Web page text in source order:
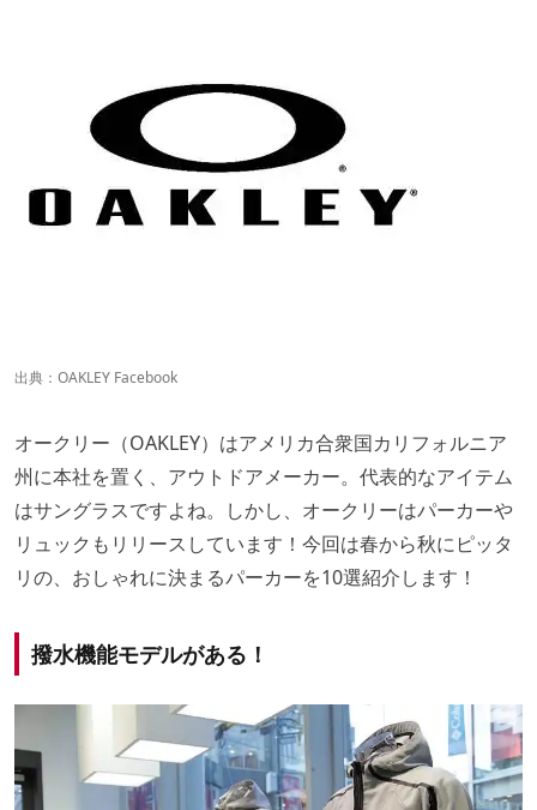
バックプリントがポイント オークリー DWR FP P/O HOODIE 2
出典： OAKLEY Facebook
オークリー（OAKLEY）はアメリカ合衆国カリフォルニア
州に本社を置く、アウトドアメーカー。代表的なアイテム
はサングラスですよね。しかし、オークリーはパーカーや
リュックもリリースしています！今回は春から秋にピッタ
リの、おしゃれに決まるパーカーを10選紹介します！
撥水機能モデルがある！